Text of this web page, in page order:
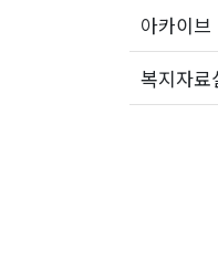
아카이브
복지자료